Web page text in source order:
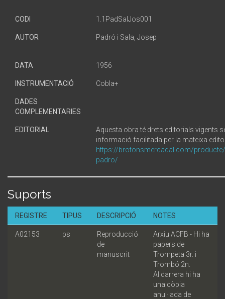
CODI 1.1PadSalJos001
AUTOR Padró i Sala, Josep
DATA 1956
INSTRUMENTACIÓ Cobla+
DADES
COMPLEMENTARIES
EDITORIAL
Aquesta obra té drets editorials vigents
informació facilitada per la mateixa
https://brotonsmercadal.com/
padro/
Suports
REGISTRE TIPUS DESCRIPCIÓ NOTES
A02153 ps
Reproducció
de
manuscrit
Arxiu ACFB - Hi ha
papers de
Trompeta 3r. i
Trombó 2n.
Al darrera hi ha
una còpia
anul·lada de